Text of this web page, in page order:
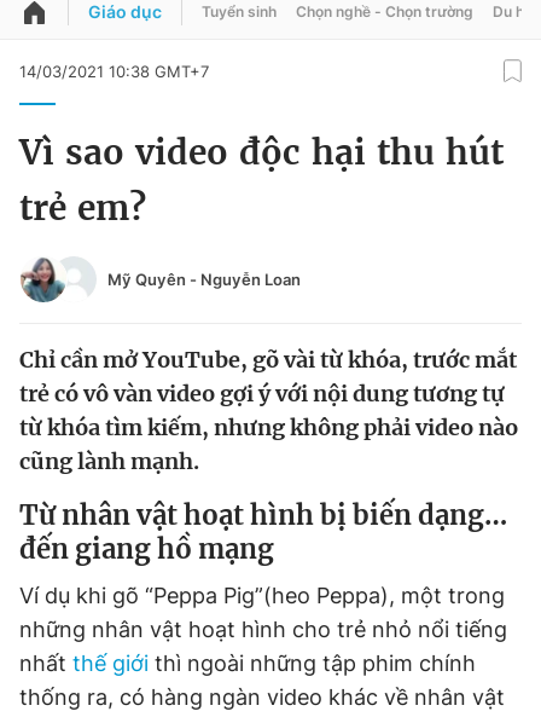
QUẢNG CÁO ĐẶT BÁO
Chào ngày mới Tin 24h
Tin thị trường Tin 360
Video Magazine
Sản phẩm khác
Thông tin tòa soạn Liên hệ quảng cáo
Đổi mật khẩu
Tin đã lưu
Tin đã xem
Giáo dục Tuyển sinh Chọn nghề - Chọn trường Du học
14/03/2021 10:38 GMT+7
Vì sao video độc hại thu hút
trẻ em?
Mỹ Quyên - Nguyễn Loan
Chỉ cần mở YouTube, gõ vài từ khóa, trước mắt
trẻ có vô vàn video gợi ý với nội dung tương tự
từ khóa tìm kiếm, nhưng không phải video nào
cũng lành mạnh.
Từ nhân vật hoạt hình bị biến dạng…
đến giang hồ mạng
Ví dụ khi gõ “Peppa Pig”(heo Peppa), một trong
những nhân vật hoạt hình cho trẻ nhỏ nổi tiếng
nhất thế giới thì ngoài những tập phim chính
thống ra, có hàng ngàn video khác về nhân vật